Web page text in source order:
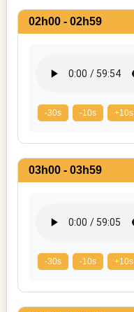
02h00 - 02h59
-30s -10s +10s
03h00 - 03h59
-30s -10s +10s